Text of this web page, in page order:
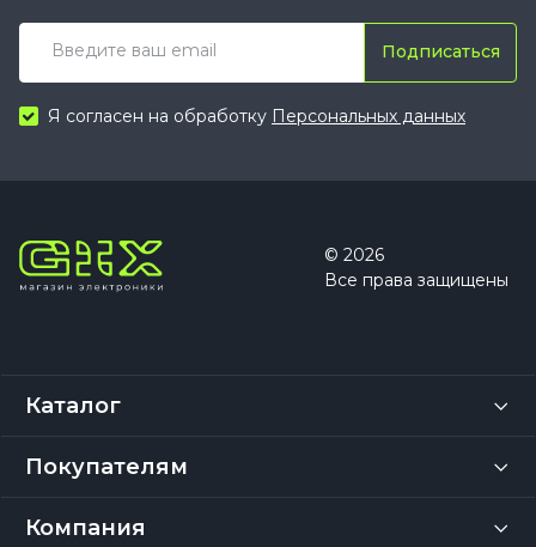
Подписаться
Я согласен на обработку Персональных данных
© 2026
Все права защищены
Каталог
Покупателям
Компания